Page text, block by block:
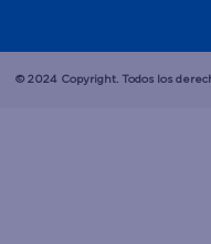
© 2024 Copyright. Todos los